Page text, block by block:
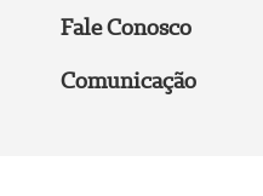
Fale Conosco
Comunicação